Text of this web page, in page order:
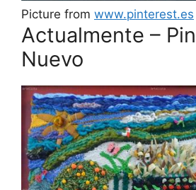
Picture from www.pinterest.es
Actualmente –
Nuevo